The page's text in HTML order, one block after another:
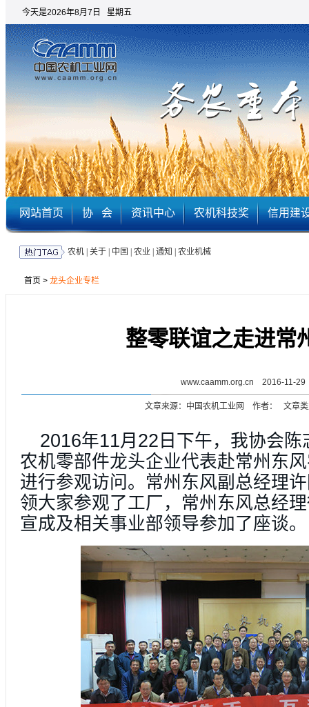
今天是2026年8月7日 星期五
网站首页 协 会 资讯中心 农机科技奖 信用建
农机| 关于| 中国 农业| 通知 农业机械
首页 > 龙头企业专栏
整零联谊之走进常
www.caamm.org.cn 2016-11-29
文章来源：中国农机工业网 作者： 文章类
2016年11月 22 日下午，我协会
农机零部件龙头企业代表赴常州东
进行参观访问。常州东风副总经理
领大家参观了工厂，常州东风总经
宣成及相关事业部领导参加了座谈。